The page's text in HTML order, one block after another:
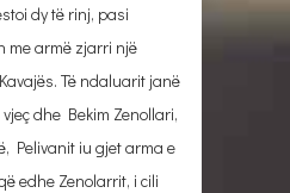
dy të rinj, pasi
me armë zjarri një
Të ndaluarit janë
dhe Bekim Zenollari,
Pelivanit iu gjet arma e
edhe Zenolarrit, i cili